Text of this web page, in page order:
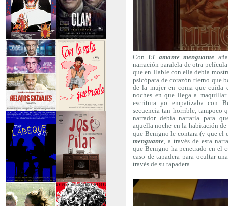
>Entre tinieblas >El Clan
>Relatos Salvajes
>Con la pata
quebrada
>The Labèque Way >José y Pilar
ConEl amante menguante
narración paralela de otra
que en Hable con ella debía
psicópata de corazón tierno que
de la mujer en coma que cuida
noches en que llega a
escritura yo empatizaba con
secuencia tan horrible, tampoco
narrador debía narrarla para
aquella noche en la habitación
que Benigno le contara (y que el
menguante, a través de esta
que Benigno ha penetrado en el
caso de tapadera para ocultar
través de su tapadera.